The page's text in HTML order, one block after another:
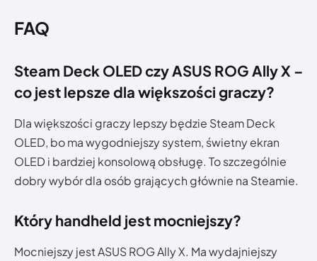
FAQ
Steam Deck OLED czy ASUS ROG Ally X –
co jest lepsze dla większości graczy?
Dla większości graczy lepszy będzie Steam Deck
OLED, bo ma wygodniejszy system, świetny ekran
OLED i bardziej konsolową obsługę. To szczególnie
dobry wybór dla osób grających głównie na Steamie.
Który handheld jest mocniejszy?
Mocniejszy jest ASUS ROG Ally X. Ma wydajniejszy